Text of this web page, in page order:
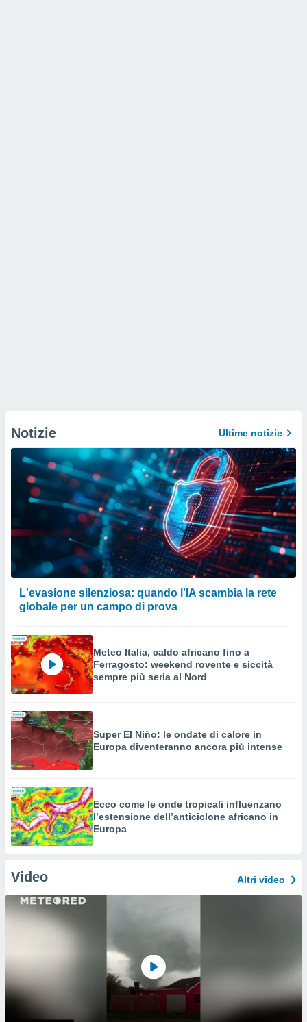
Notizie Ultime notizie
L'evasione silenziosa: quando l'IA scambia la rete
globale per un campo di prova
Meteo Italia, caldo africano fino a
Ferragosto: weekend rovente e siccità
sempre più seria al Nord
Super El Niño: le ondate di calore in
Europa diventeranno ancora più intense
Ecco come le onde tropicali influenzano
l’estensione dell’anticiclone africano in
Europa
Video Altri video